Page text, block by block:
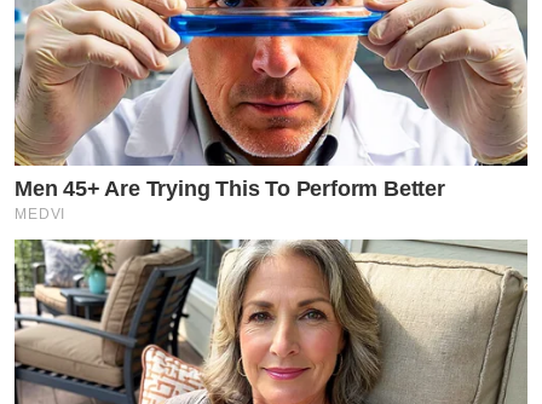
Men 45+ Are Trying This To Perform Better
MEDVI